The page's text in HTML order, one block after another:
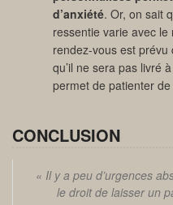
d’anxiété. Or, on sait
ressentie varie avec le
rendez-vous est prévu
qu’il ne sera pas livré
permet de patienter
CONCLUSION
« Il y a peu d’urgences
le droit de laisser un